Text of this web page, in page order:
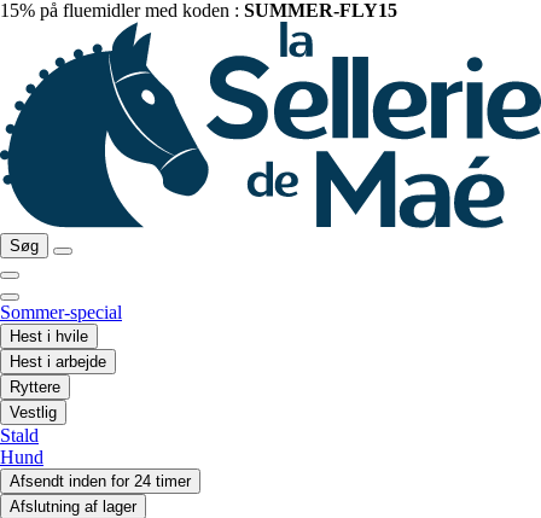
15% på fluemidler med koden : SUMMER-FLY15
Søg
Sommer-special
Hest i hvile
Hest i arbejde
Ryttere
Vestlig
Stald
Hund
Afsendt inden for 24 timer
Afslutning af lager